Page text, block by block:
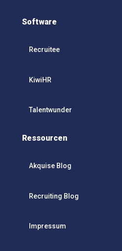
Software
Recruitee
KiwiHR
Talentwunder
Ressourcen
Akquise Blog
Recruiting Blog
Impressum